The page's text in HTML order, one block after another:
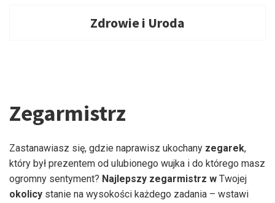
Zdrowie i Uroda
Zegarmistrz
Zastanawiasz się, gdzie naprawisz ukochany zegarek,
który był prezentem od ulubionego wujka i do którego masz
ogromny sentyment? Najlepszy zegarmistrz w Twojej
okolicy stanie na wysokości każdego zadania – wstawi